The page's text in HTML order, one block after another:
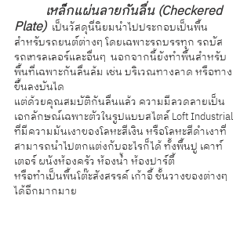
เหล็กแผ่นลายกันลื่น (Checkered
Plate) เป็นวัสดุนี่นิยมนำไปประกอบเป็นพื้น
สำหรับรถยนต์ต่างๆ โดยเฉพาะรถบรรทุก รถบัส
รถเทรลเลอร์และอื่นๆ  นอกจากนี้ยังทำพื้นสำหรับ
พื้นที่เฉพาะกันลื่นล้ม เช่น บริเวณทางลาด หรือทาง
ขึ้นลงบันได
แต่ด้วยคุณสมบัติกันลื่นแล้ว ความมีลวดลายเป็น
เอกลักษณ์เฉพาะตัวในรูปแบบสไตล์ Loft Industrial
ที่มีความมันเงาของโลหะสีเงิน หรือโลหะสีดำเงาที่
สามารถนำไปตกแต่งกับอะไรก็ได้ ทั้งพื้นปู เคาท์
เตอร์ ผนังห้องครัว ห้องน้ำ ห้องปาร์ตี้
หรือทำเป็นพื้นโต๊ะสังสรรค์ เก้าอี้ ชั้นวางของต่างๆ
ได้อีกมากมาย